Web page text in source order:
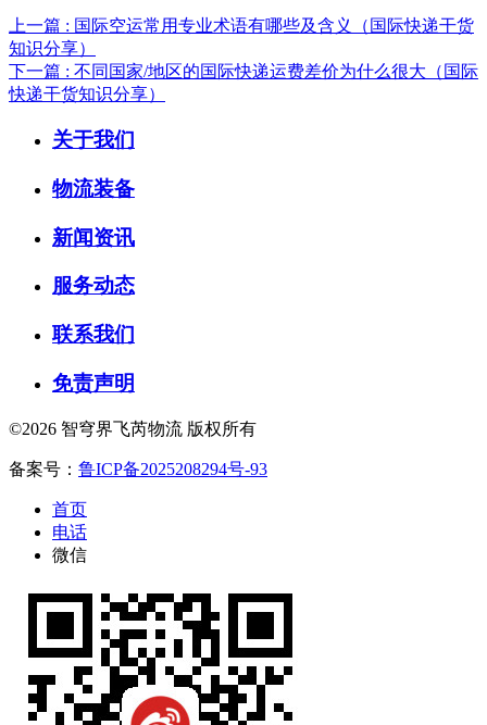
上一篇 : 国际空运常用专业术语有哪些及含义（国际快递干货
知识分享）
下一篇 : 不同国家/地区的国际快递运费差价为什么很大（国际
快递干货知识分享）
关于我们
物流装备
新闻资讯
服务动态
联系我们
免责声明
©2026 智穹界飞芮物流 版权所有
备案号： 鲁ICP备2025208294号-93
首页
电话
微信